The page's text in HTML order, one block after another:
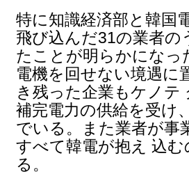
特に知識経済部と韓国
飛び込んだ31の業者の
たことが明らかになっ
電機を回せない境遇に
き残った企業もケノテ
補完電力の供給を受け
でいる。また業者が事
すべて韓電が抱え 込
る。